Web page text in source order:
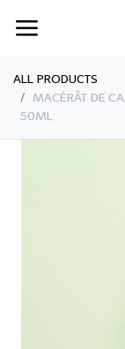
ALL PRODUCTS
MACÉRÂT DE
50ML